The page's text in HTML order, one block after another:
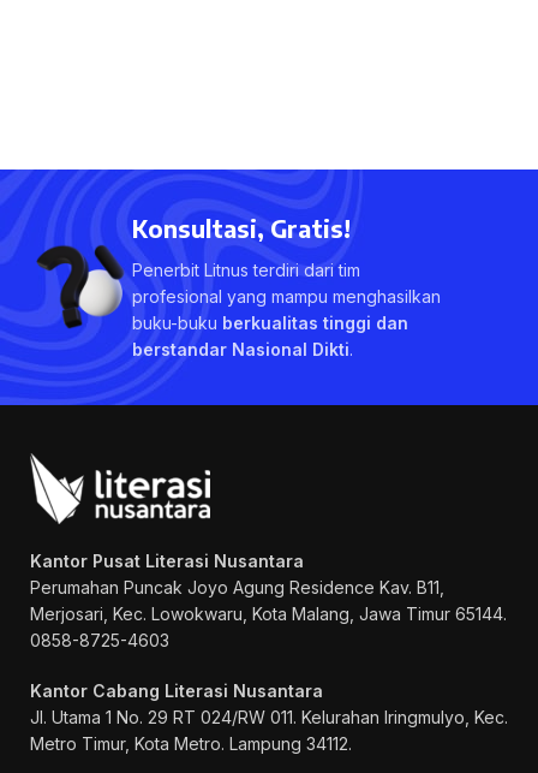
Konsultasi, Gratis!
Penerbit Litnus terdiri dari tim
profesional yang mampu menghasilkan
buku-buku berkualitas tinggi dan
berstandar Nasional Dikti.
Kantor Pusat Literasi Nusantara
Perumahan Puncak Joyo Agung Residence Kav. B11,
Merjosari, Kec. Lowokwaru, Kota Malang, Jawa Timur 65144.
0858-8725-4603
Kantor Cabang Literasi Nusantara
Jl. Utama 1 No. 29 RT 024/RW 011. Kelurahan Iringmulyo, Kec.
Metro Timur, Kota Metro. Lampung 34112.